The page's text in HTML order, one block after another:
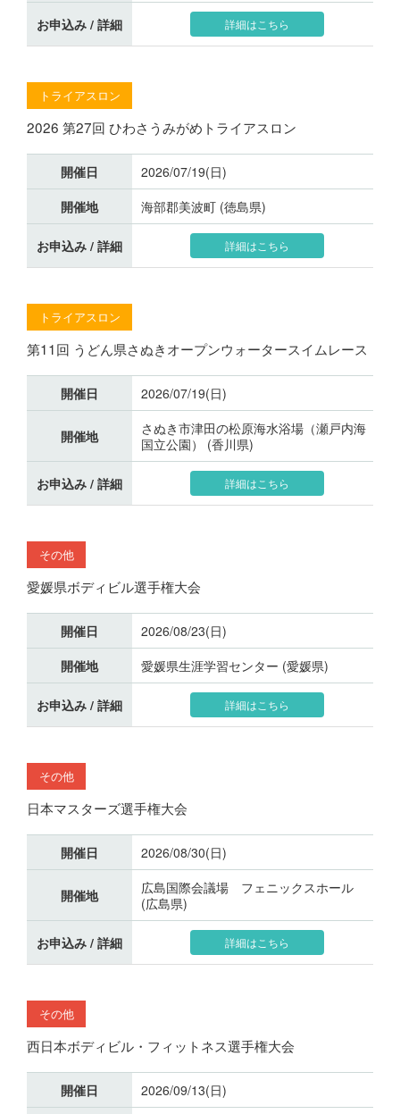
お申込み / 詳細 詳細はこちら
トライアスロン
2026 第27回 ひわさうみがめトライアスロン
開催日
2026/07/19(日)
開催地
海部郡美波町 (徳島県)
お申込み / 詳細 詳細はこちら
トライアスロン
第11回 うどん県さぬきオープンウォータースイムレース
開催日 2026/07/19(日)
開催地
さぬき市津田の松原海水浴場（瀬戸内海
国立公園） (香川県)
お申込み / 詳細 詳細はこちら
その他
愛媛県ボディビル選手権大会
開催日
2026/08/23(日)
開催地
愛媛県生涯学習センター (愛媛県)
お申込み / 詳細 詳細はこちら
その他
日本マスターズ選手権大会
開催日 2026/08/30(日)
開催地
広島国際会議場 フェニックスホール
(広島県)
お申込み / 詳細 詳細はこちら
その他
西日本ボディビル・フィットネス選手権大会
開催日 2026/09/13(日)